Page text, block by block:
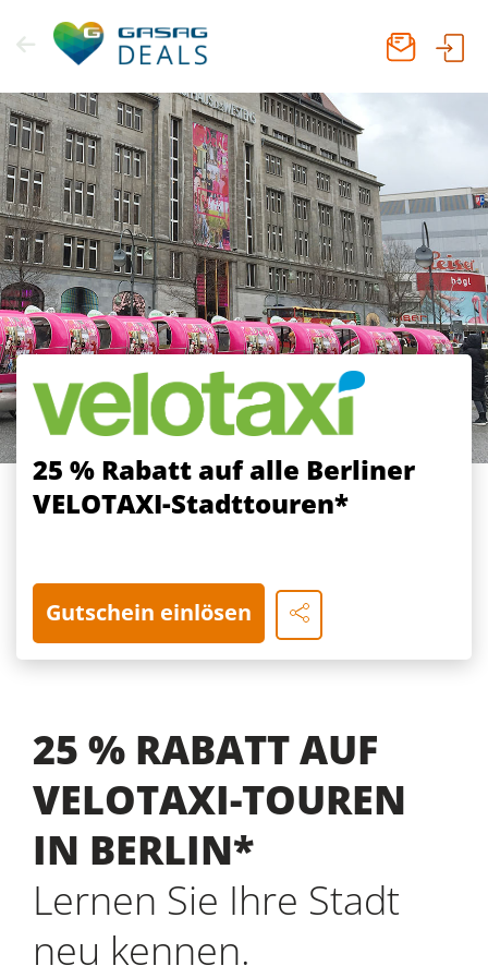
Inhalt
springen
25 % Rabatt auf alle Berliner
VELOTAXI-Stadttouren*
Gutschein einlösen
25 % RABATT AUF
VELOTAXI-TOUREN
IN BERLIN*
Lernen Sie Ihre Stadt
neu kennen.